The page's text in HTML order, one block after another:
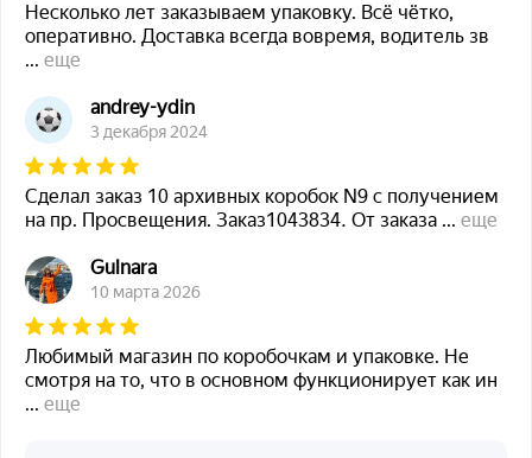
Несколько лет заказываем упаковку. Всё чётко,
оперативно. Доставка всегда вовремя, водитель зв
... еще
andrey-ydin
3 декабря 2024
Сделал заказ 10 архивных коробок N9 с получением
на пр. Просвещения. Заказ1043834. От заказа ... еще
Gulnara
10 марта 2026
Любимый магазин по коробочкам и упаковке. Не
смотря на то, что в основном функционирует как ин
... еще